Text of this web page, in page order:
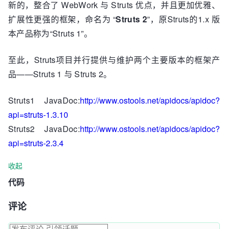
新的，整合了 WebWork 与 Struts 优点，并且更加优雅、
扩展性更强的框架，命名为 “Struts 2”，原Struts的1.x 版
本产品称为“Struts 1”。
至此，Struts项目并行提供与维护两个主要版本的框架产
品——Struts 1 与 Struts 2。
Struts1 JavaDoc:http://www.ostools.net/apidocs/apidoc?
api=struts-1.3.10
Struts2 JavaDoc:http://www.ostools.net/apidocs/apidoc?
api=struts-2.3.4
收起
代码
评论